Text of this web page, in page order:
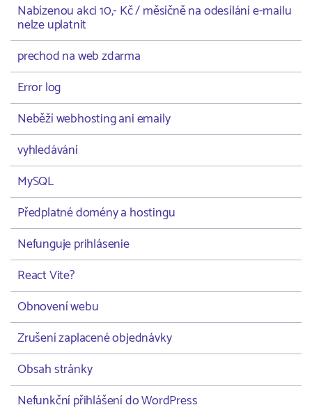
Nabízenou akci 10,- Kč / měsíčně na odesílání e-mailu
nelze uplatnit
prechod na web zdarma
Error log
Neběží webhosting ani emaily
vyhledávání
MySQL
Předplatné domény a hostingu
Nefunguje prihlásenie
React Vite?
Obnovení webu
Zrušení zaplacené objednávky
Obsah stránky
Nefunkční přihlášení do WordPress